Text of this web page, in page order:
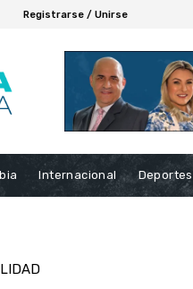
Registrarse / Unirse
Internacional Deportes